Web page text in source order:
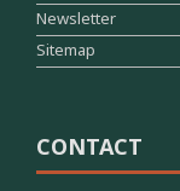
Newsletter
Sitemap
CONTACT